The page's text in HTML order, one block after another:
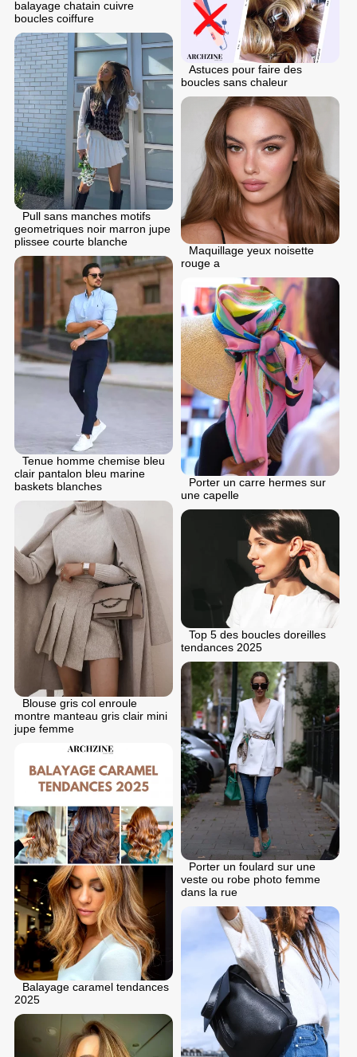
balayage chatain cuivre
boucles coiffure
Astuces pour faire des
boucles sans chaleur
Pull sans manches motifs
geometriques noir marron jupe
plissee courte blanche
Maquillage yeux noisette
rouge a
Tenue homme chemise bleu
clair pantalon bleu marine
baskets blanches
Porter un carre hermes sur
une capelle
Blouse gris col enroule
montre manteau gris clair mini
jupe femme
Top 5 des boucles doreilles
tendances 2025
Porter un foulard sur une
veste ou robe photo femme
dans la rue
Balayage caramel tendances
2025